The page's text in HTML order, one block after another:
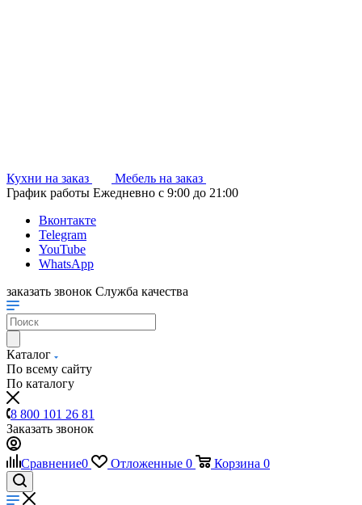
Кухни на заказ
Мебель на заказ
График работы Ежедневно с 9:00 до 21:00
Вконтакте
Telegram
YouTube
WhatsApp
заказать звонок Служба качества
Каталог
По всему сайту
По каталогу
8 800 101 26 81
Заказать звонок
Сравнение0 Отложенные 0 Корзина 0